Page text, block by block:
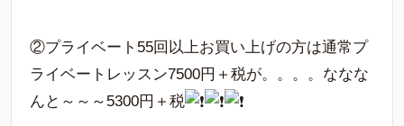
②プライベート55回以上お買い上げの方は通常プ
ライベートレッスン7500円＋税が。。。。ななな
んと～～～5300円＋税